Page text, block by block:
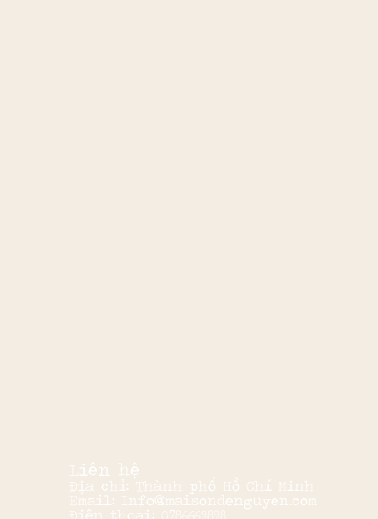
Liên hệ
Địa chỉ: Thành phố Hồ Chí Minh
Email: Info@maisondenguyen.com
Điện thoại: 0786669898